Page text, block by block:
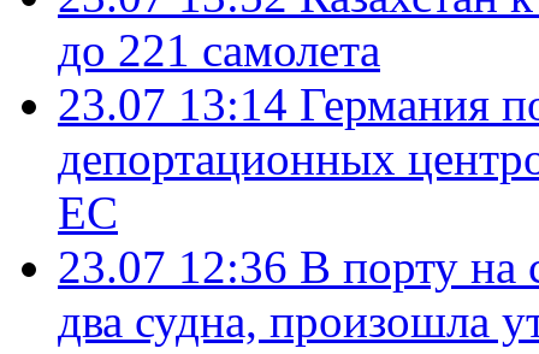
до 221 самолета
23.07 13:14 Германия
депортационных
ЕС
23.07 12:36 В порту на
два судна, произошла